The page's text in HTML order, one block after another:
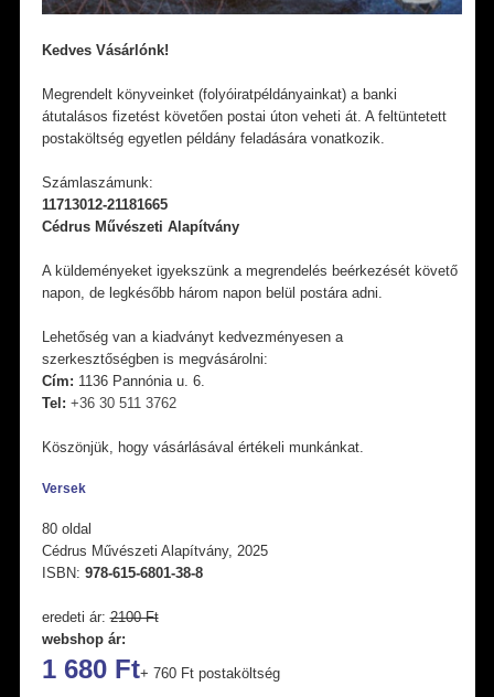
Kedves Vásárlónk!
Megrendelt könyveinket (folyóiratpéldányainkat) a banki
átutalásos fizetést követően postai úton veheti át. A feltüntetett
postaköltség egyetlen példány feladására vonatkozik.
Számlaszámunk:
11713012-21181665
Cédrus Művészeti Alapítvány
A küldeményeket igyekszünk a megrendelés beérkezését követő
napon, de legkésőbb három napon belül postára adni.
Lehetőség van a kiadványt kedvezményesen a
szerkesztőségben is megvásárolni:
Cím: 1136 Pannónia u. 6.
Tel: +36 30 511 3762
Köszönjük, hogy vásárlásával értékeli munkánkat.
Versek
80 oldal
Cédrus Művészeti Alapítvány, 2025
ISBN: 978-615-6801-38-8
eredeti ár:2100 Ft
webshop ár:
1 680 Ft+ 760 Ft postaköltség